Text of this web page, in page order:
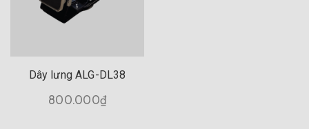
Dây lưng ALG-DL38
800.000₫